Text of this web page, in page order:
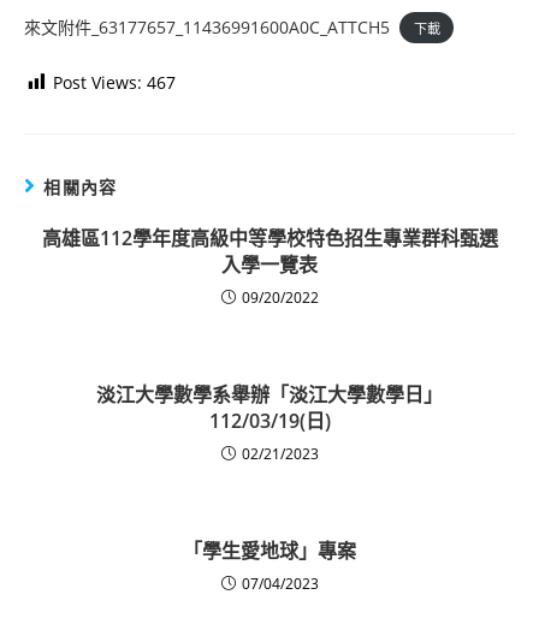
來文附件_63177657_11436991600A0C_ATTCH5 下載
Post Views: 467
相關內容
高雄區112學年度高級中等學校特色招生專業群科甄選
入學一覽表
09/20/2022
淡江大學數學系舉辦「淡江大學數學日」
112/03/19(日)
02/21/2023
「學生愛地球」專案
07/04/2023